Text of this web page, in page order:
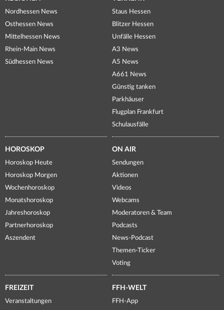
Nordhessen News
Osthessen News
Mittelhessen News
Rhein-Main News
Südhessen News
Staus Hessen
Blitzer Hessen
Unfälle Hessen
A3 News
A5 News
A661 News
Günstig tanken
Parkhäuser
Flugplan Frankfurt
Schulausfälle
HOROSKOP
Horoskop Heute
Horoskop Morgen
Wochenhoroskop
Monatshoroskop
Jahreshoroskop
Partnerhoroskop
Aszendent
ON AIR
Sendungen
Aktionen
Videos
Webcams
Moderatoren & Team
Podcasts
News-Podcast
Themen-Ticker
Voting
FREIZEIT
Veranstaltungen
FFH-WELT
FFH-App